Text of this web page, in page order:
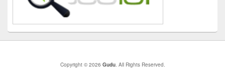
Copyright © 2026 Gudu. All Rights Reserved.